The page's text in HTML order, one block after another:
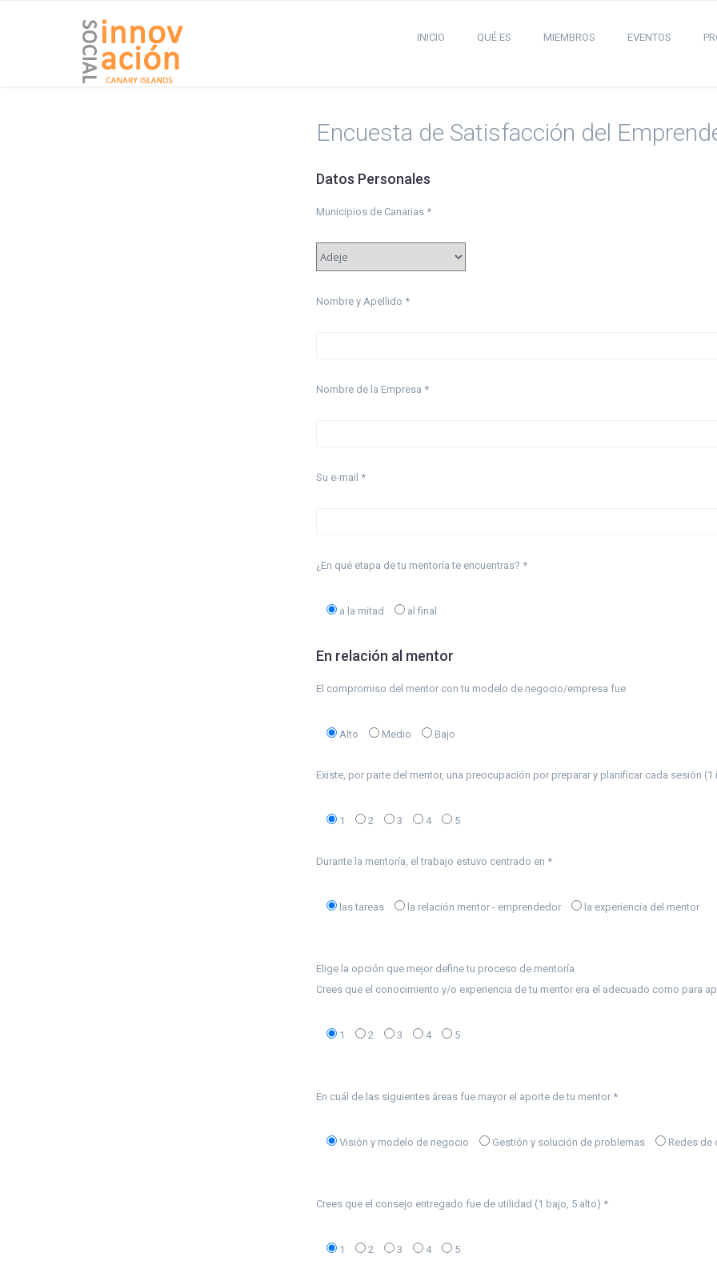
INICIO QUÉ ES MIEMBROS EVENTOS
Encuesta de Satisfacción del
Datos Personales
Municipios de Canarias *
Nombre y Apellido *
Nombre de la Empresa *
Su e-mail *
¿En qué etapa de tu mentoría te encuentras? *
a la mitad al final
En relación al mentor
El compromiso del mentor con tu modelo de negocio/empresa fue
Alto Medio Bajo
Existe, por parte del mentor, una preocupación por preparar y planificar cada sesión
1 2 3 4 5
Durante la mentoría, el trabajo estuvo centrado en *
las tareas la relación mentor - emprendedor la experiencia del mentor
Elige la opción que mejor define tu proceso de mentoría
Crees que el conocimiento y/o experiencia de tu mentor era el adecuado como para
1 2 3 4 5
En cuál de las siguientes áreas fue mayor el aporte de tu mentor *
Visión y modelo de negocio Gestión y solución de problemas Redes de
Crees que el consejo entregado fue de utilidad (1 bajo, 5 alto) *
1 2 3 4 5